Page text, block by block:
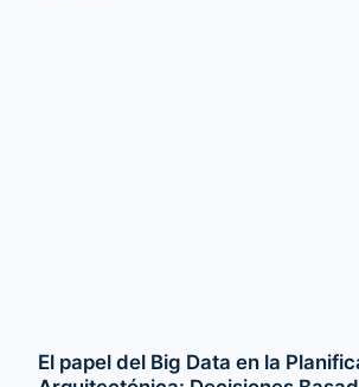
El papel del Big Data en la